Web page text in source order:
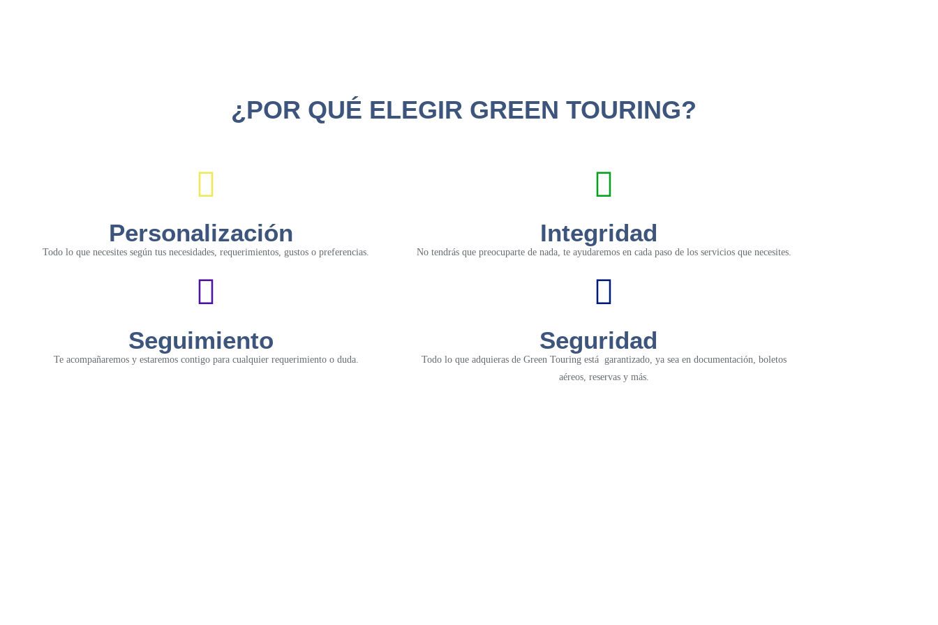
¿POR QUÉ ELEGIR GREEN TOURING?
Personalización
Todo lo que necesites según tus necesidades, requerimientos, gustos o preferencias.
Integridad
No tendrás que preocuparte de nada, te ayudaremos en cada paso de los servicios que necesites.
Seguimiento
Te acompañaremos y estaremos contigo para cualquier requerimiento o duda.
Seguridad
Todo lo que adquieras de Green Touring está garantizado, ya sea en documentación, boletos
aéreos, reservas y más.